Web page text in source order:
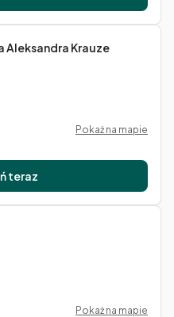
Aleksandra Krauze
Pokaż na mapie
teraz
Pokaż na mapie